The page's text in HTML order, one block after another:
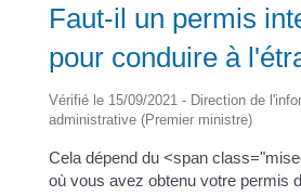
Faut-il un permis
pour conduire à
Vérifié le 15/09/2021 - Direction de
administrative (Premier ministre)
Cela dépend du <span
où vous avez obtenu votre permis